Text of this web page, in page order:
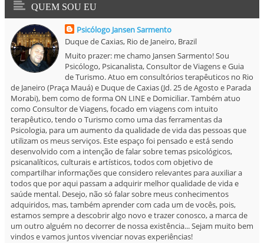
QUEM SOU EU
Psicólogo Jansen Sarmento
Duque de Caxias, Rio de Janeiro, Brazil
Muito prazer: me chamo Jansen Sarmento! Sou
Psicólogo, Psicanalista, Consultor de Viagens e Guia
de Turismo. Atuo em consultórios terapêuticos no Rio
de Janeiro (Praça Mauá) e Duque de Caxias (Jd. 25 de Agosto e Parada
Morabi), bem como de forma ON LINE e Domiciliar. Também atuo
como Consultor de Viagens, focado em viagens com intuito
terapêutico, tendo o Turismo como uma das ferramentas da
Psicologia, para um aumento da qualidade de vida das pessoas que
utilizam os meus serviços. Este espaço foi pensado e está sendo
desenvolvido com a intenção de falar sobre temas psicológicos,
psicanalíticos, culturais e artísticos, todos com objetivo de
compartilhar informações que considero relevantes para auxiliar a
todos que por aqui passam a adquirir melhor qualidade de vida e
saúde mental. Desejo, não só falar sobre meus conhecimentos
adquiridos, mas, também aprender com cada um de vocês, pois,
estamos sempre a descobrir algo novo e trazer conosco, a marca de
um outro alguém no decorrer de nossa existência... Sejam muito bem
vindos e vamos juntos vivenciar novas experiências!